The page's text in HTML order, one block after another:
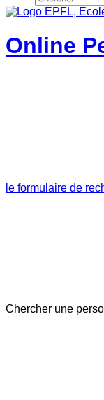
Online
le formulaire de
Chercher une